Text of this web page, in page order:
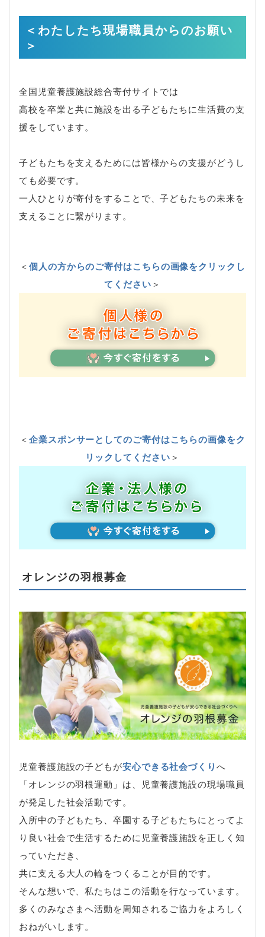
＜わたしたち現場職員からのお願い
＞
全国児童養護施設総合寄付サイトでは
高校を卒業と共に施設を出る子どもたちに生活費の支
援をしています。
子どもたちを支えるためには皆様からの支援がどうし
ても必要です。
一人ひとりが寄付をすることで、子どもたちの未来を
支えることに繋がります。
＜個人の方からのご寄付はこちらの画像をクリックし
てください＞
＜企業スポンサーとしてのご寄付はこちらの画像をク
リックしてください＞
オレンジの羽根募金
児童養護施設の子どもが安心できる社会づくりへ
「オレンジの羽根運動」は、児童養護施設の現場職員
が発足した社会活動です。
入所中の子どもたち、卒園する子どもたちにとってよ
り良い社会で生活するために児童養護施設を正しく知
っていただき、
共に支える大人の輪をつくることが目的です。
そんな想いで、私たちはこの活動を行なっています。
多くのみなさまへ活動を周知されるご協力をよろしく
おねがいします。